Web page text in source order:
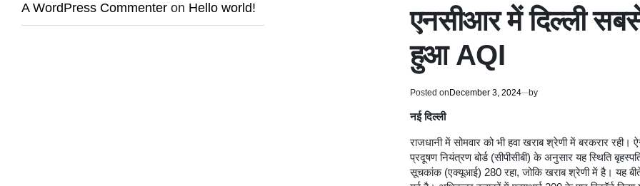
एनसीआर में दिल्ली
हुआ AQI
Posted on December 3, 2024 by
नई दिल्ली
राजधानी में सोमवार को भी हवा खराब श्रेणी में बरकरार
प्रदूषण नियंत्रण बोर्ड (सीपीसीबी) के अनुसार यह स्थिति
सूचकांक (एक्यूआई) 280 रहा, जोकि खराब श्रेणी में है। यह
A WordPress Commenter on Hello world!